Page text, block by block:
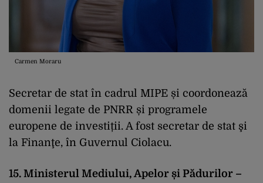
Carmen Moraru
Secretar de stat în cadrul MIPE și coordonează
domenii legate de PNRR și programele
europene de investiții. A fost secretar de stat şi
la Finanţe, în Guvernul Ciolacu.
15. Ministerul Mediului, Apelor și Pădurilor –